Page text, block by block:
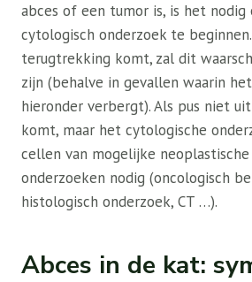
abces of een tumor is, is het nodig
cytologisch onderzoek te
terugtrekking komt, zal dit
zijn (behalve in gevallen waarin
hieronder verbergt). Als pus niet
komt, maar het cytologische
cellen van mogelijke neoplastische
onderzoeken nodig (oncologisch
histologisch onderzoek, CT …).
Abces in de kat: